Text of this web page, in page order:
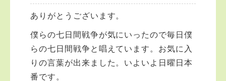
ありがとうございます。
僕らの七日間戦争が気にいったので毎日僕
らの七日間戦争と唱えています。お気に入
りの言葉が出来ました。いよいよ日曜日本
番です。